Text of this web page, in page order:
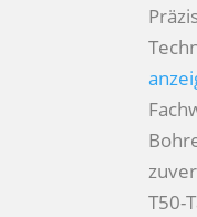
T50-